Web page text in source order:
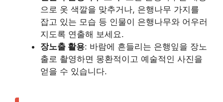
으로 옷 색깔을 맞추거나, 은행나무 가지를
잡고 있는 모습 등 인물이 은행나무와 어우러
지도록 연출해 보세요.
장노출 활용: 바람에 흔들리는 은행잎을 장노
출로 촬영하면 몽환적이고 예술적인 사진을
얻을 수 있습니다.